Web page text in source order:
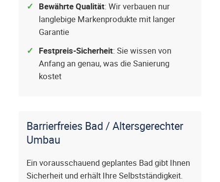
Bewährte Qualität: Wir verbauen nur
langlebige Markenprodukte mit langer
Garantie
Festpreis-Sicherheit: Sie wissen von
Anfang an genau, was die Sanierung
kostet
Barrierfreies Bad / Altersgerechter
Umbau
Ein vorausschauend geplantes Bad gibt Ihnen
Sicherheit und erhält Ihre Selbstständigkeit.